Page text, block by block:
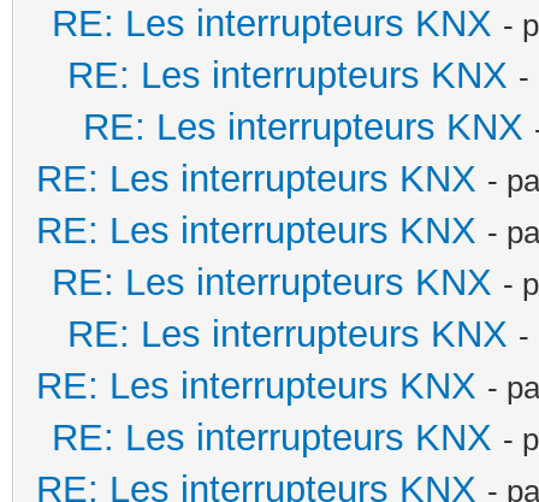
RE: Les interrupteurs KNX -
RE: Les interrupteurs KNX -
RE: Les interrupteurs KNX
RE: Les interrupteurs KNX -
RE: Les interrupteurs KNX -
RE: Les interrupteurs KNX -
RE: Les interrupteurs KNX -
RE: Les interrupteurs KNX -
RE: Les interrupteurs KNX -
RE: Les interrupteurs KNX -